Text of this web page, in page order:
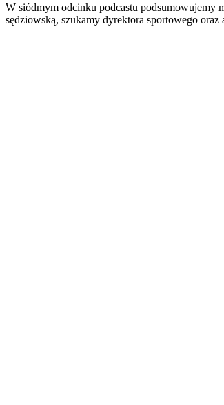
W siódmym odcinku podcastu podsumowujemy
sędziowską, szukamy dyrektora sportowego